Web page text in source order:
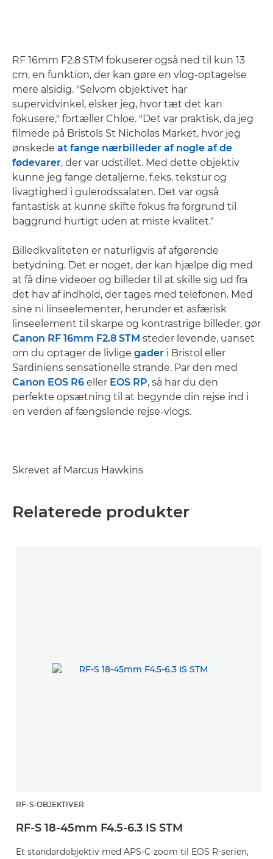
RF 16mm F2.8 STM fokuserer også ned til kun 13
cm, en funktion, der kan gøre en vlog-optagelse
mere alsidig. "Selvom objektivet har
supervidvinkel, elsker jeg, hvor tæt det kan
fokusere," fortæller Chloe. "Det var praktisk, da jeg
filmede på Bristols St Nicholas Market, hvor jeg
ønskede at fange nærbilleder af nogle af de
fødevarer, der var udstillet. Med dette objektiv
kunne jeg fange detaljerne, f.eks. tekstur og
livagtighed i gulerodssalaten. Det var også
fantastisk at kunne skifte fokus fra forgrund til
baggrund hurtigt uden at miste kvalitet."
Billedkvaliteten er naturligvis af afgørende
betydning. Det er noget, der kan hjælpe dig med
at få dine videoer og billeder til at skille sig ud fra
det hav af indhold, der tages med telefonen. Med
sine ni linseelementer, herunder et asfærisk
linseelement til skarpe og kontrastrige billeder, gør
Canon RF 16mm F2.8 STM steder levende, uanset
om du optager de livlige gader i Bristol eller
Sardiniens sensationelle strande. Par den med
Canon EOS R6 eller EOS RP, så har du den
perfekte opsætning til at begynde din rejse ind i
en verden af fængslende rejse-vlogs.
Skrevet af Marcus Hawkins
Relaterede produkter
RF-S-OBJEKTIVER
RF-S 18-45mm F4.5-6.3 IS STM
Et standardobjektiv med APS-C-zoom til EOS R-serien,